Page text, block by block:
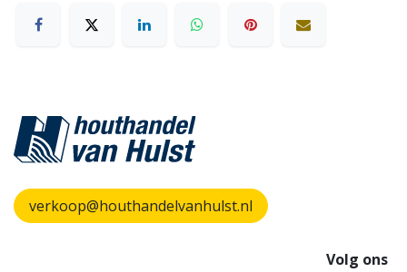
verkoop@houthandelvanhulst.nl
Volg ons